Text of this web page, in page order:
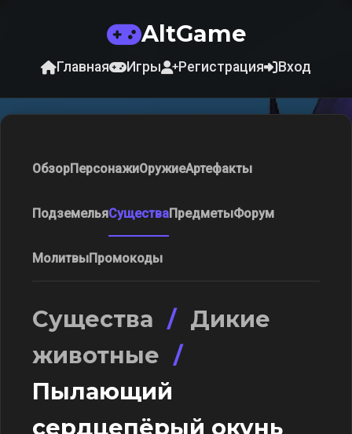
AltGame
Главная Игры Регистрация Вход
ОбзорПерсонажиОружиеАртефакты
ПодземельяСуществаПредметыФорум
МолитвыПромокоды
Существа / Дикие
животные /
Пылающий
сердцепёрый окунь